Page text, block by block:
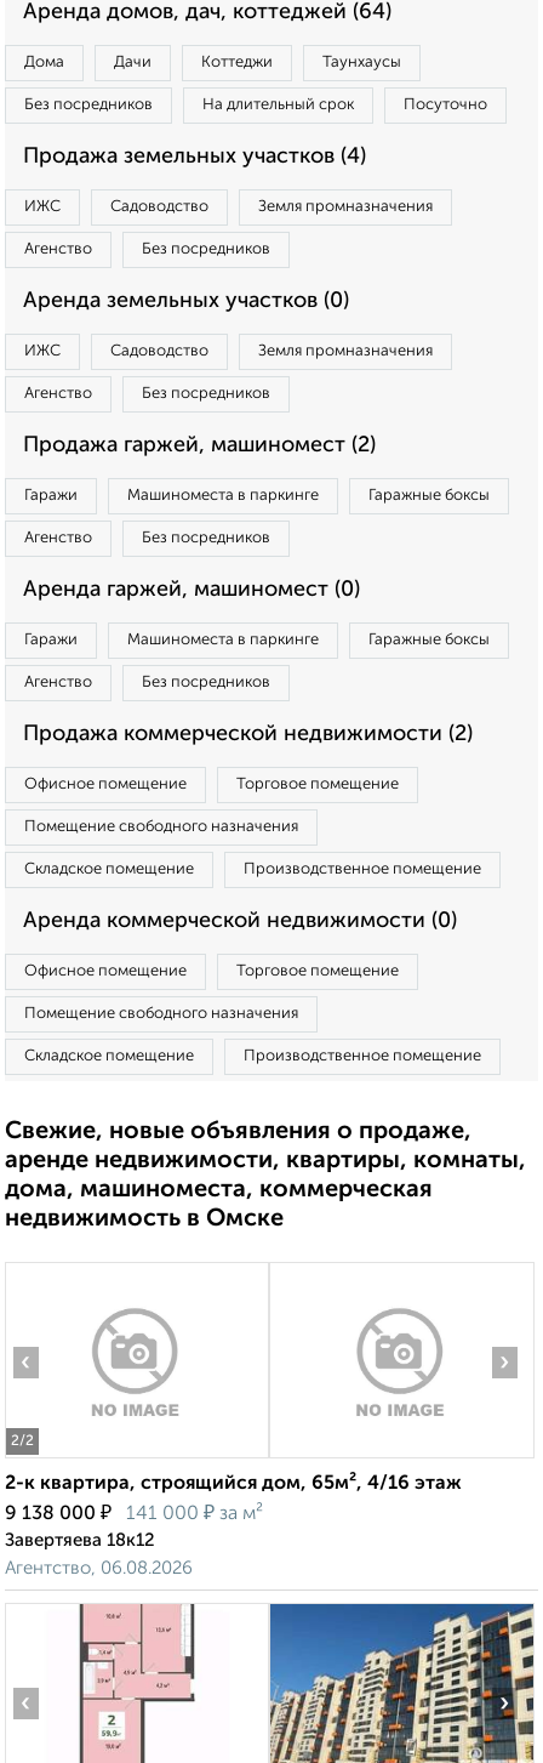
Аренда домов, дач, коттеджей (64)
Дома Дачи Коттеджи Таунхаусы
Без посредников На длительный срок Посуточно
Продажа земельных участков (4)
ИЖС Садоводство Земля промназначения
Агенство Без посредников
Аренда земельных участков (0)
ИЖС Садоводство Земля промназначения
Агенство Без посредников
Продажа гаржей, машиномест (2)
Гаражи Машиноместа в паркинге Гаражные боксы
Агенство Без посредников
Аренда гаржей, машиномест (0)
Гаражи Машиноместа в паркинге Гаражные боксы
Агенство Без посредников
Продажа коммерческой недвижимости (2)
Офисное помещение Торговое помещение
Помещение свободного назначения
Складское помещение Производственное помещение
Аренда коммерческой недвижимости (0)
Офисное помещение Торговое помещение
Помещение свободного назначения
Складское помещение Производственное помещение
Свежие, новые объявления о продаже,
аренде недвижимости, квартиры, комнаты,
дома, машиноместа, коммерческая
недвижимость в Омске
2/2
‹ ›
2-к квартира, строящийся дом, 65м², 4/16 этаж
9 138 000 ₽ 141 000 ₽ за м²
Завертяева 18к12
Агентство, 06.08.2026
‹ ›